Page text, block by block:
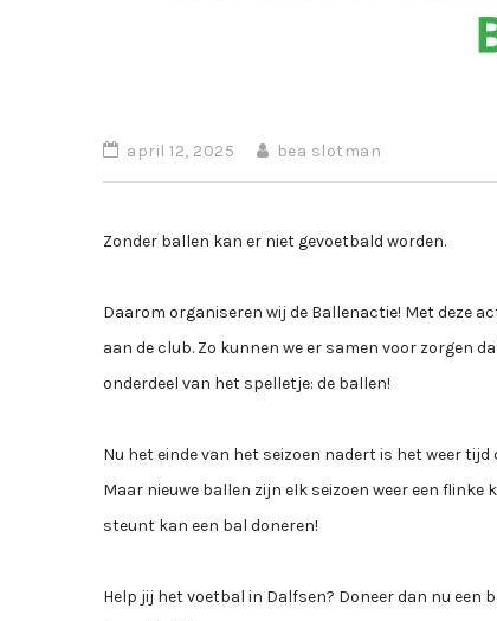
april 12, 2025 bea slotman
Zonder ballen kan er niet gevoetbald worden.
Daarom organiseren wij de Ballenactie! Met deze
aan de club. Zo kunnen we er samen voor zorgen
onderdeel van het spelletje: de ballen!
Nu het einde van het seizoen nadert is het weer
Maar nieuwe ballen zijn elk seizoen weer een
steunt kan een bal doneren!
Help jij het voetbal in Dalfsen? Doneer dan nu een